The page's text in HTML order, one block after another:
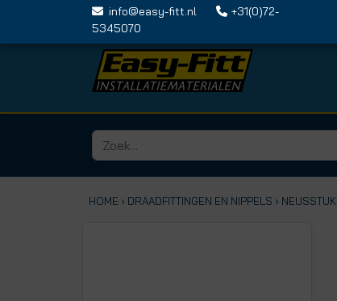
info@easy-fitt.nl
+31(0)72-
5345070
HOME › DRAADFITTINGEN EN NIPPELS ›